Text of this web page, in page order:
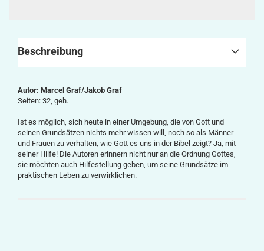
Beschreibung
Autor: Marcel Graf/Jakob Graf
Seiten: 32, geh.
Ist es möglich, sich heute in einer Umgebung, die von Gott und
seinen Grundsätzen nichts mehr wissen will, noch so als Männer
und Frauen zu verhalten, wie Gott es uns in der Bibel zeigt? Ja, mit
seiner Hilfe! Die Autoren erinnern nicht nur an die Ordnung Gottes,
sie möchten auch Hilfestellung geben, um seine Grundsätze im
praktischen Leben zu verwirklichen.